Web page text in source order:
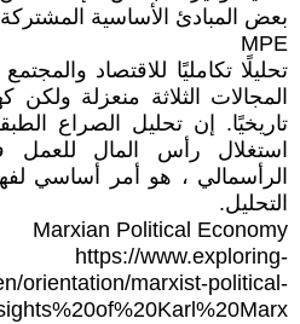
بعض المبادئ الأساسية
MPE
تحليلًا تكامليًا للاقتصاد
المجالات الثلاثة منعزلة
تاريخيًا. إن تحليل الصراع
استغلال رأس المال للعمل
الرأسمالي ، هو أمر أساسي
التحليل.
Marxian Political Economy
https://www.exploring-
orientation/marxist-political-